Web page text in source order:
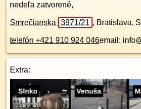
nedeľa zatvorené,
Smrečianska 3971/21 , Bratislava,
telefón +421 910 924 046email:
Extra: